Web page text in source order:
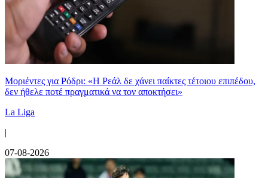
Μοριέντες για Ρόδρι: «Η Ρεάλ δε χάνει παίκτες τέτοιου επιπέδου,
δεν ήθελε ποτέ πραγματικά να τον αποκτήσει»
La Liga
|
07-08-2026